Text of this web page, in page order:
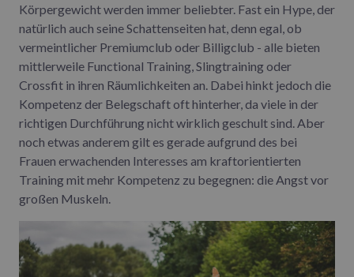
Körpergewicht werden immer beliebter. Fast ein Hype, der
natürlich auch seine Schattenseiten hat, denn egal, ob
vermeintlicher Premiumclub oder Billigclub - alle bieten
mittlerweile Functional Training, Slingtraining oder
Crossfit in ihren Räumlichkeiten an. Dabei hinkt jedoch die
Kompetenz der Belegschaft oft hinterher, da viele in der
richtigen Durchführung nicht wirklich geschult sind. Aber
noch etwas anderem gilt es gerade aufgrund des bei
Frauen erwachenden Interesses am kraftorientierten
Training mit mehr Kompetenz zu begegnen: die Angst vor
großen Muskeln.